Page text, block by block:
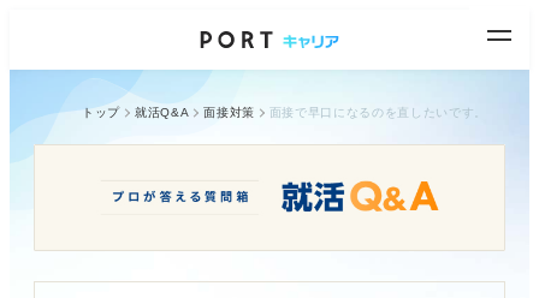
トップ 就活Q&A 面接対策 面接で早口になるのを直したいです。